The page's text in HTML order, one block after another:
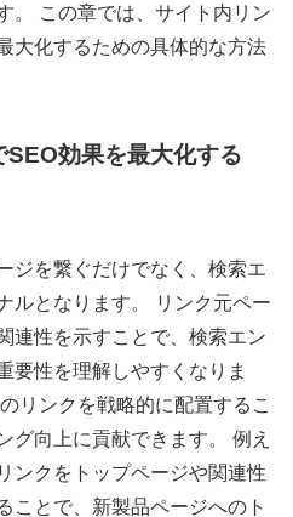
。 この章では、サイト内リン
大化するための具体的な方法
効果を最大化する
ジを繋ぐだけでなく、検索エ
ルとなります。 リンク元ペー
連性を示すことで、検索エン
要性を理解しやすくなりま
リンクを戦略的に配置するこ
グ向上に貢献できます。 例え
ンクをトップページや関連性
ことで、新製品ページへのト